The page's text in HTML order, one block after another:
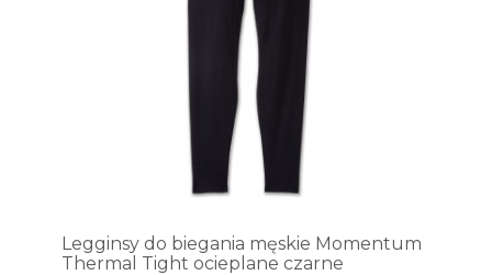
Legginsy do biegania męskie Momentum
Thermal Tight ocieplane czarne